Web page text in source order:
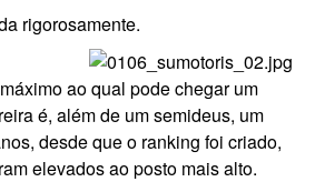
rigorosamente.
ao qual pode chegar um
é, além de um semideus, um
desde que o ranking foi criado,
elevados ao posto mais alto.